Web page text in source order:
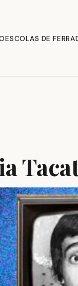
ESCOLAS DE